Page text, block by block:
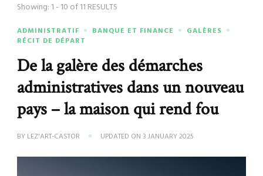
Showing: 1 - 10 of 11 RESULTS
ADMINISTRATIF BANQUE ET FINANCE
GALÈRES
RÉCIT DE DÉPART
De la galère des démarches
administratives dans un nouveau
pays – la maison qui rend fou
BY LEZ'ART-CASTOR UPDATED ON 3 JANUARY 2025